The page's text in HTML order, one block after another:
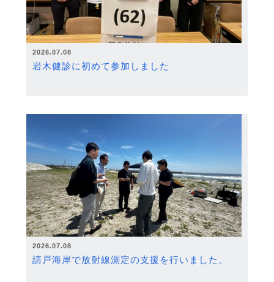
2026.07.08
岩木健診に初めて参加しました
2026.07.08
請戸海岸で放射線測定の支援を行いました。